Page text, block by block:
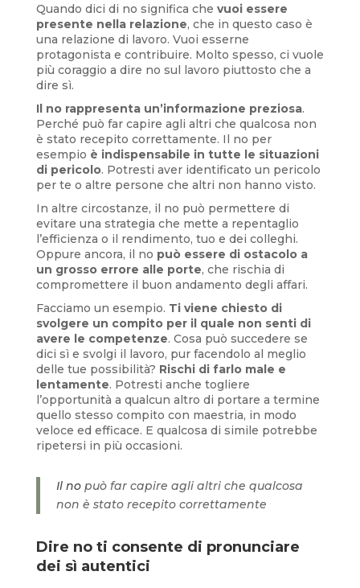
Quando dici di no significa che vuoi essere
presente nella relazione, che in questo caso è
una relazione di lavoro. Vuoi esserne
protagonista e contribuire. Molto spesso, ci vuole
più coraggio a dire no sul lavoro piuttosto che a
dire sì.
Il no rappresenta un’informazione preziosa.
Perché può far capire agli altri che qualcosa non
è stato recepito correttamente. Il no per
esempio è indispensabile in tutte le situazioni
di pericolo. Potresti aver identificato un pericolo
per te o altre persone che altri non hanno visto.
In altre circostanze, il no può permettere di
evitare una strategia che mette a repentaglio
l’efficienza o il rendimento, tuo e dei colleghi.
Oppure ancora, il no può essere di ostacolo a
un grosso errore alle porte, che rischia di
compromettere il buon andamento degli affari.
Facciamo un esempio. Ti viene chiesto di
svolgere un compito per il quale non senti di
avere le competenze. Cosa può succedere se
dici sì e svolgi il lavoro, pur facendolo al meglio
delle tue possibilità? Rischi di farlo male e
lentamente. Potresti anche togliere
l’opportunità a qualcun altro di portare a termine
quello stesso compito con maestria, in modo
veloce ed efficace. E qualcosa di simile potrebbe
ripetersi in più occasioni.
Il no può far capire agli altri che qualcosa
non è stato recepito correttamente
Dire no ti consente di pronunciare
dei sì autentici